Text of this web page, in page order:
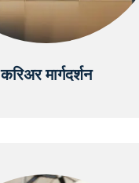
करिअर मार्गदर्शन